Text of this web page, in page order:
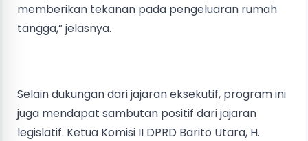
memberikan tekanan pada pengeluaran rumah
tangga,” jelasnya.
Selain dukungan dari jajaran eksekutif, program ini
juga mendapat sambutan positif dari jajaran
legislatif. Ketua Komisi II DPRD Barito Utara, H.